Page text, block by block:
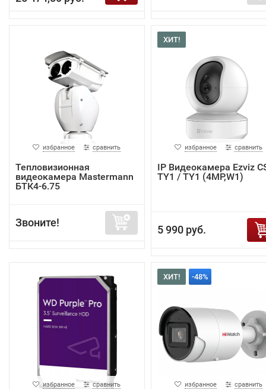
избранное сравнить
Тепловизионная
видеокамера Mastermann
БТК4-6.75
Звоните!
ХИТ!
избранное сравнить
IP Видеокамера Ezviz
TY1 / TY1 (4MP,W1)
5 990 руб.
избранное сравнить
ХИТ! -48%
избранное сравнить